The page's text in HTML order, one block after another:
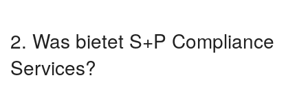
2. Was bietet S+P Compliance
Services?